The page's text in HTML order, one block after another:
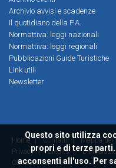
Questo sito utilizza
propri e di terze
acconsenti all'uso. Per
Archivio avvisi e scadenze
Il quotidiano della P.A.
Normattiva: leggi nazionali
Normattiva: leggi regionali
Pubblicazioni Guide Turistiche
Link utili
Newsletter
Home | Contatti | Mappa del
Privacy
| Credits |
ConsulMedia 2016